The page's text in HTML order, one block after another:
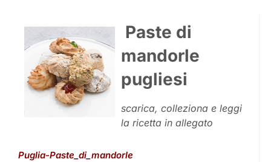
Paste di
mandorle
pugliesi
scarica, colleziona e leggi
la ricetta in allegato
Puglia-Paste_di_mandorle